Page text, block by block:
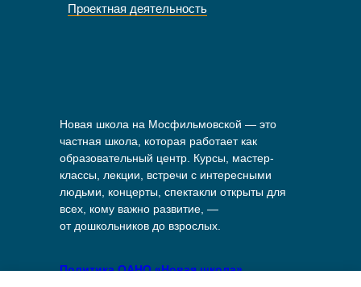
Новая школа на Мосфильмовской — это
частная школа, которая работает как
образовательный центр. Курсы, мастер-
классы, лекции, встречи с интересными
людьми, концерты, спектакли открыты для
всех, кому важно развитие, —
от дошкольников до взрослых.
Проектная деятельность
Политика ОАНО «Новая школа»